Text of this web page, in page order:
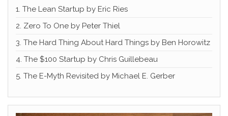
1. The Lean Startup by Eric Ries
2. Zero To One by Peter Thiel
3. The Hard Thing About Hard Things by Ben Horowitz
4. The $100 Startup by Chris Guillebeau
5. The E-Myth Revisited by Michael E. Gerber